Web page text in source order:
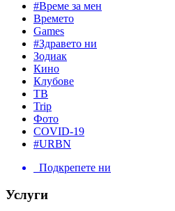
#Време за мен
Времето
Games
#Здравето ни
Зодиак
Кино
Клубове
ТВ
Trip
Фото
COVID-19
#URBN
Подкрепете ни
Услуги